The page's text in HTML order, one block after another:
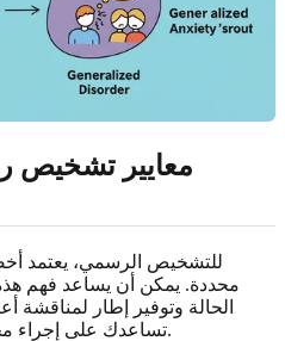
معايير تشخيص
للتشخيص الرسمي، يعتمد
محددة. يمكن أن يساعد فهم
الحالة وتوفير إطار
تساعدك على إجراء محادثة أكثر إنتاجية حول أعراضك.